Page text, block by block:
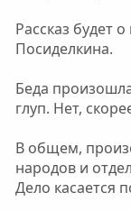
Рассказ будет
Посиделкина.
Беда
глуп. Нет,
В общем,
народов и
Дело касается